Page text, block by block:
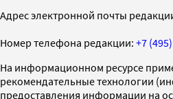
Адрес электронной почты
Номер телефона редакции: +7
На информационном ресурсе
рекомендательные технологии
предоставления информации на